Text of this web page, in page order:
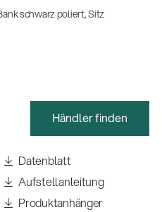
schwarz poliert, Sitz
Händler finden
Datenblatt
Aufstellanleitung
Produktanhänger